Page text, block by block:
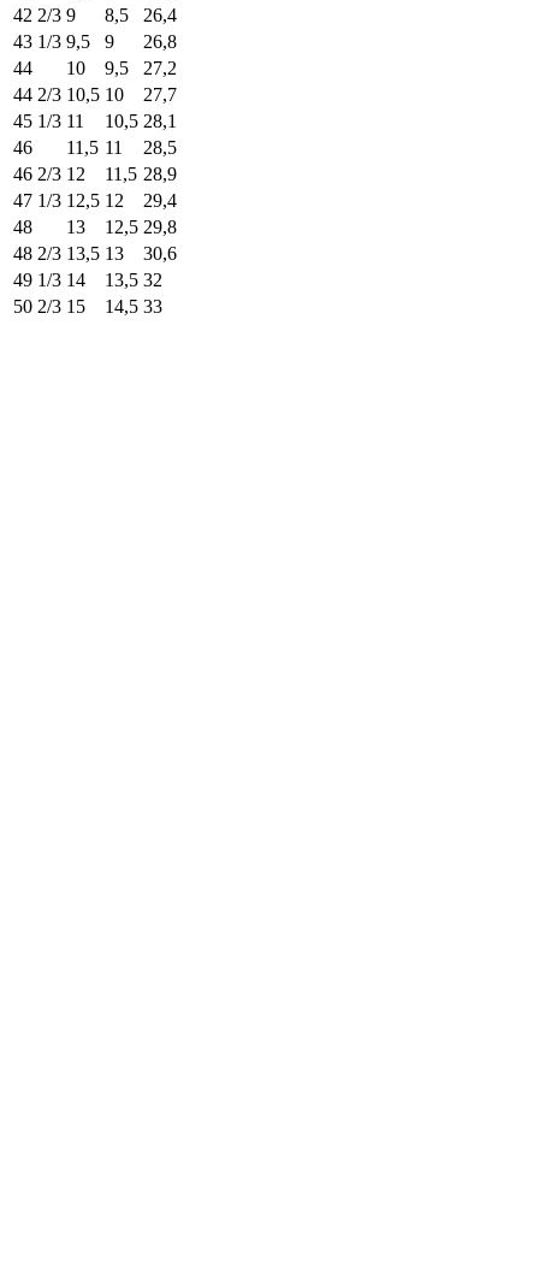
42 2/3 9 8,5
26,4
43 1/3 9,5 9
26,8
44
10 9,5
27,2
44 2/3 10,5 10
27,7
45 1/3 11 10,5 28,1
46
11,5 11
28,5
46 2/3 12 11,5 28,9
47 1/3 12,5 12
29,4
48
13 12,5 29,8
48 2/3 13,5 13
30,6
49 1/3 14 13,5 32
50 2/3 15 14,5 33